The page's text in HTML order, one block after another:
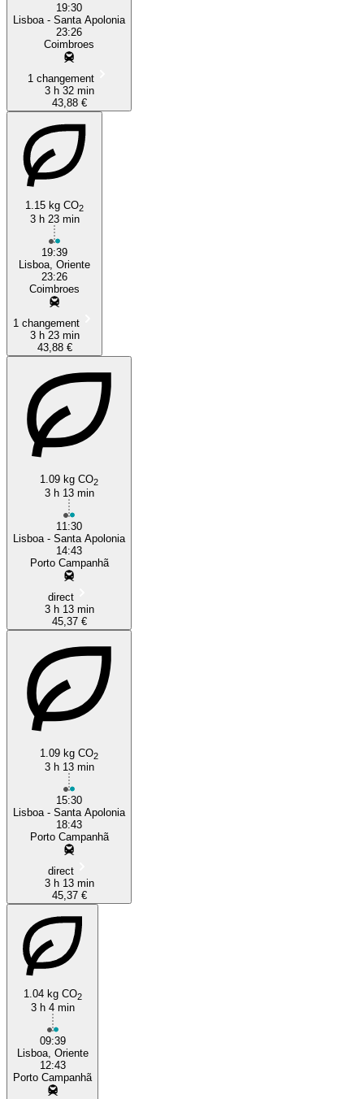
19:30
Lisboa - Santa Apolonia
23:26
Coimbroes
1 changement
3 h 32 min
43,88 €
1.15 kg CO2
3 h 23 min
19:39
Lisboa, Oriente
23:26
Coimbroes
1 changement
3 h 23 min
43,88 €
1.09 kg CO2
3 h 13 min
11:30
Lisboa - Santa Apolonia
14:43
Porto Campanhã
direct
3 h 13 min
45,37 €
1.09 kg CO2
3 h 13 min
15:30
Lisboa - Santa Apolonia
18:43
Porto Campanhã
direct
3 h 13 min
45,37 €
1.04 kg CO2
3 h 4 min
09:39
Lisboa, Oriente
12:43
Porto Campanhã